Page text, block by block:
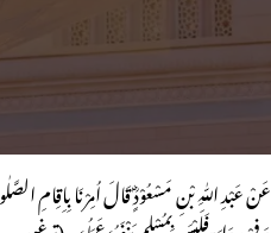
عَنْ عَبْدِ اللّٰہِ بْنِ مَسْعُوْدٍؓ قَالَ اُمِرْنَا بِاِقِامِ